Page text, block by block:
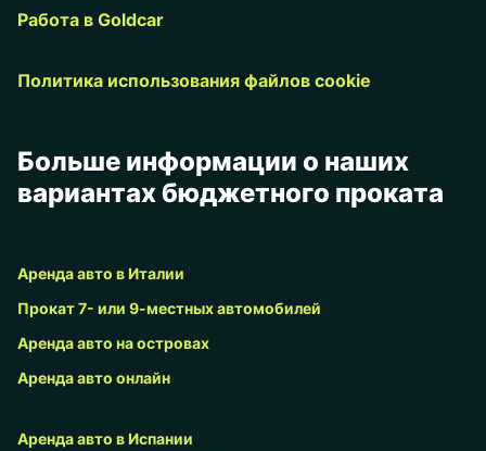
Работа в Goldcar
Политика использования файлов cookie
Больше информации о наших
вариантах бюджетного проката
Аренда авто в Италии
Прокат 7- или 9-местных автомобилей
Аренда авто на островах
Аренда авто онлайн
Аренда авто в Испании